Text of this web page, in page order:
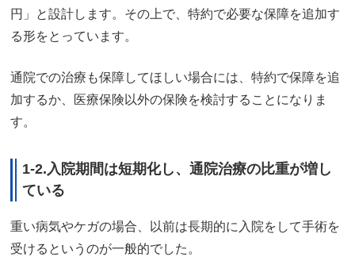
円」と設計します。その上で、特約で必要な保障を追加す
る形をとっています。
通院での治療も保障してほしい場合には、特約で保障を追
加するか、医療保険以外の保険を検討することになりま
す。
1-2.入院期間は短期化し、通院治療の比重が増し
ている
重い病気やケガの場合、以前は長期的に入院をして手術を
受けるというのが一般的でした。